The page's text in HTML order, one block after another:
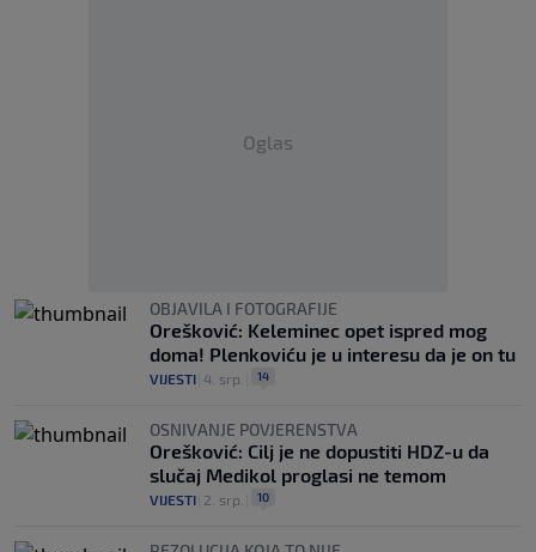
Oglas
OBJAVILA I FOTOGRAFIJE
Orešković: Keleminec opet ispred mog
doma! Plenkoviću je u interesu da je on tu
VIJESTI 4. srp. 14
OSNIVANJE POVJERENSTVA
Orešković: Cilj je ne dopustiti HDZ-u da
slučaj Medikol proglasi ne temom
VIJESTI 2. srp. 10